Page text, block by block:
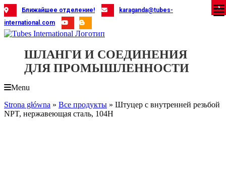
Skip
to
content
Ближайшее отделение!
karaganda@tubes-
international.com
ШЛАНГИ И СОЕДИНЕНИЯ
ДЛЯ ПРОМЫШЛЕННОСТИ
Menu
Strona główna » Все продукты » Штуцер с внутренней резьбой
NPT, нержавеющая сталь, 104H
X
X
X
X
X
X
X
X
X
X
X
X
X
X
X
X
X
X
X